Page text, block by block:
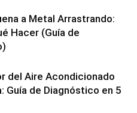
a Metal Arrastrando:
Hacer (Guía de
del Aire Acondicionado
Guía de Diagnóstico en 5